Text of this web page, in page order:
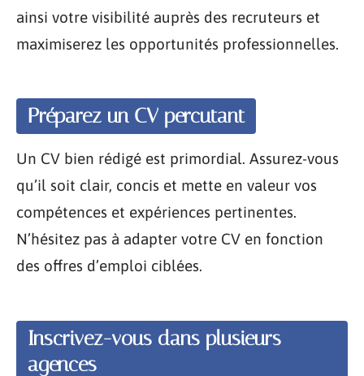
ainsi votre visibilité auprès des recruteurs et
maximiserez les opportunités professionnelles.
Préparez un CV percutant
Un CV bien rédigé est primordial. Assurez-vous
qu’il soit clair, concis et mette en valeur vos
compétences et expériences pertinentes.
N’hésitez pas à adapter votre CV en fonction
des offres d’emploi ciblées.
Inscrivez-vous dans plusieurs
agences